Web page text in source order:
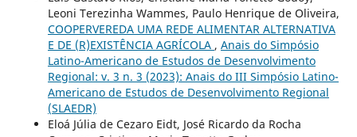
Leoni Terezinha Wammes, Paulo Henrique de Oliveira,
COOPERVEREDA UMA REDE ALIMENTAR ALTERNATIVA
E DE (R)EXISTÊNCIA AGRÍCOLA , Anais do Simpósio
Latino-Americano de Estudos de Desenvolvimento
Regional: v. 3 n. 3 (2023): Anais do III Simpósio Latino-
Americano de Estudos de Desenvolvimento Regional
(SLAEDR)
Eloá Júlia de Cezaro Eidt, José Ricardo da Rocha